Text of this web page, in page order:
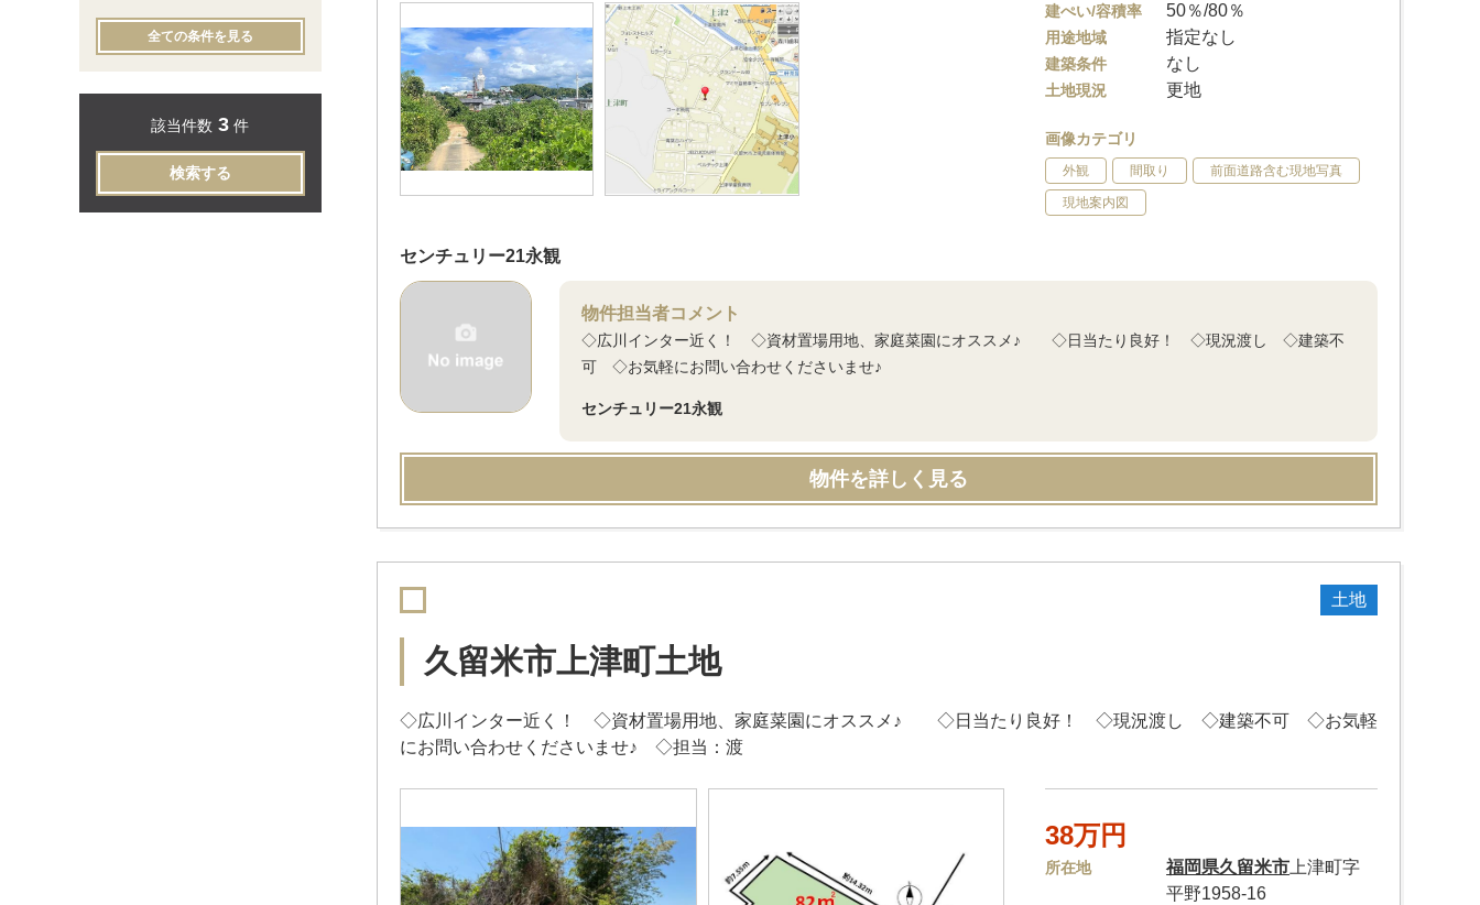
建ぺい/容積率 50％/80％
用途地域 指定なし
建築条件 なし
土地現況 更地
画像カテゴリ
外観 間取り 前面道路含む現地写真
現地案内図
センチュリー21永観
物件担当者コメント
◇広川インター近く！ ◇資材置場用地、家庭菜園にオススメ♪ ◇日当たり良好！ ◇現況渡し ◇建築不
可 ◇お気軽にお問い合わせくださいませ♪
センチュリー21永観
物件を詳しく見る
土地
久留米市上津町土地
◇広川インター近く！ ◇資材置場用地、家庭菜園にオススメ♪ ◇日当たり良好！ ◇現況渡し ◇建築不可 ◇お気軽
にお問い合わせくださいませ♪ ◇担当：渡
38万円
所在地 福岡県久留米市 上津町字
平野1958-16
全ての条件を見る
該当件数 3 件
検索する